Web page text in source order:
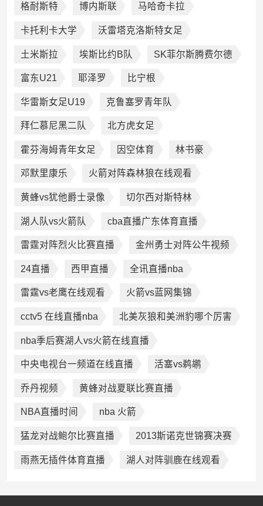
格耐斯特 博内斯联 马哈奇卡拉
卡托利卡大学 沃雷塔克洛斯特女足
土米斯拉 埃斯比约B队 SK菲尔斯腾费尔德
富东U21 耶泽罗 比宁根
华雷斯女足U19 克鲁塞罗青年队
拜仁慕尼黑二队 北方虎女足
霍芬海姆青年女足 因空体育 林书豪
邓默里康乐 火箭对阵森林狼在线观看
黄蜂vs犹他爵士录像 切尔西对斯特林
湖人队vs火箭队 cba直播广东体育直播
雷霆对阵烈火比赛直播 金州勇士对阵公牛视频
24直播 西甲直播 全讯直播nba
雷霆vs老鹰在线观看 火箭vs蓝网集锦
cctv5 在线直播nba 北美灰狼和美洲豹哪个厉害
nba季后赛湖人vs火箭在线直播
中央电视台一频道在线直播 活塞vs鹈鹕
乔丹视频 黄蜂对战夏联比赛直播
NBA直播时间 nba 火箭
猛龙对战鲍尔比赛直播 2013斯诺克世锦赛决赛
雨燕无插件体育直播 湖人对阵驯鹿在线观看